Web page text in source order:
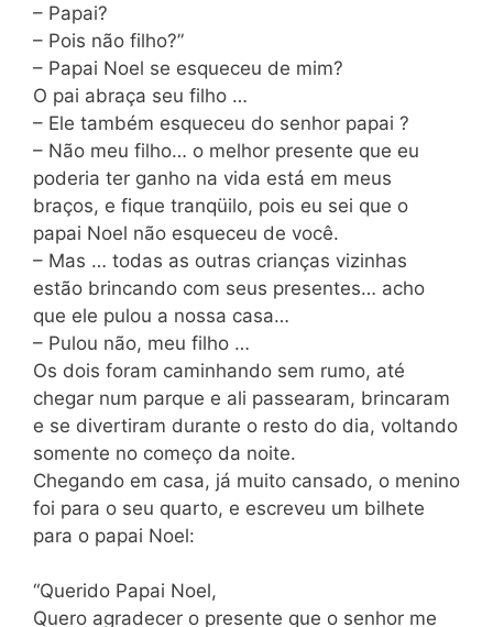
– Papai?
– Pois não filho?”
– Papai Noel se esqueceu de mim?
O pai abraça seu filho …
– Ele também esqueceu do senhor papai ?
– Não meu filho… o melhor presente que eu
poderia ter ganho na vida está em meus
braços, e fique tranqüilo, pois eu sei que o
papai Noel não esqueceu de você.
– Mas … todas as outras crianças vizinhas
estão brincando com seus presentes… acho
que ele pulou a nossa casa…
– Pulou não, meu filho …
Os dois foram caminhando sem rumo, até
chegar num parque e ali passearam, brincaram
e se divertiram durante o resto do dia, voltando
somente no começo da noite.
Chegando em casa, já muito cansado, o menino
foi para o seu quarto, e escreveu um bilhete
para o papai Noel:
“Querido Papai Noel,
Quero agradecer o presente que o senhor me